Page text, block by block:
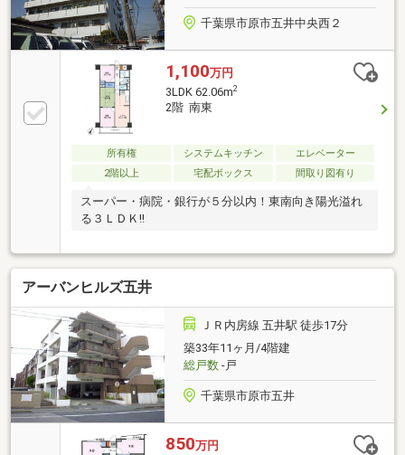
千葉県市原市五井中央西２
1,100万円
3LDK 62.06m2
2階 南東
所有権 システムキッチン
エレベーター
2階以上
宅配ボックス 間取り図有り
スーパー・病院・銀行が５分以内！東南向き陽光溢れ
る３ＬＤＫ!!
アーバンヒルズ五井
ＪＲ内房線 五井駅 徒歩17分
築33年11ヶ月/4階建
総戸数-戸
千葉県市原市五井
850万円